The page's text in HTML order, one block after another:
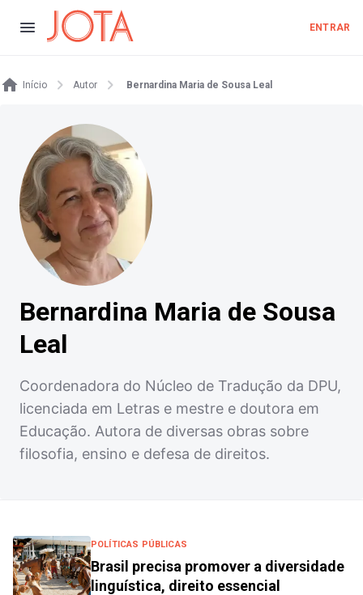
ENTRAR
Início Autor Bernardina Maria de Sousa Leal
Bernardina Maria de Sousa
Leal
Coordenadora do Núcleo de Tradução da DPU,
licenciada em Letras e mestre e doutora em
Educação. Autora de diversas obras sobre
filosofia, ensino e defesa de direitos.
POLÍTICAS PÚBLICAS
Brasil precisa promover a diversidade
linguística, direito essencial